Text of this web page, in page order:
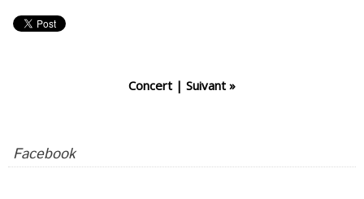
Concert | Suivant »
Facebook